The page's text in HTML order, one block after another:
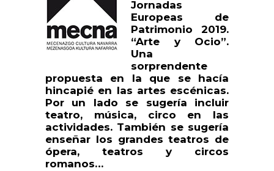
Jornadas
Europeas de
Patrimonio 2019.
“Arte y Ocio”.
Una
sorprendente
propuesta en la que se hacía
hincapié en las artes escénicas.
Por un lado se sugería incluir
teatro, música, circo en las
actividades. También se sugería
enseñar los grandes teatros de
ópera, teatros y circos
romanos…